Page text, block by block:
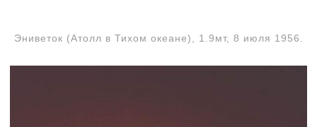
Эниветок (Атолл в Тихом океане), 1.9мт, 8 июля 1956.